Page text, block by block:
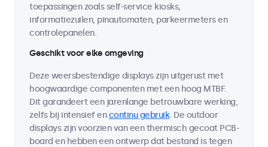
toepassingen zoals self-service kiosks,
informatiezuilen, pinautomaten, parkeermeters en
controlepanelen.
Geschikt voor elke omgeving
Deze weersbestendige displays zijn uitgerust met
hoogwaardige componenten met een hoog MTBF.
Dit garandeert een jarenlange betrouwbare werking,
zelfs bij intensief encontinu gebruik. De outdoor
displays zijn voorzien van een thermisch gecoat PCB-
board en hebben een ontwerp dat bestand is tegen